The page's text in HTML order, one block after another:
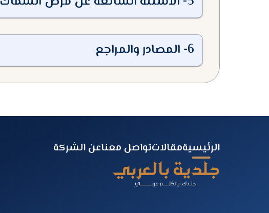
6
- المصادر والمراجع
الرئيسيةمقالاتتواصل معناعن الشركة